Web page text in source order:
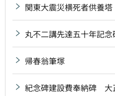
関東大震災横死者供養
丸不二講先達五十年記
帰春翁筆塚
紀念碑建設費奉納碑 大